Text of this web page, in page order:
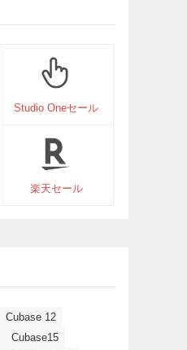
Studio Oneセール
楽天セール
Cubase 12
Cubase15